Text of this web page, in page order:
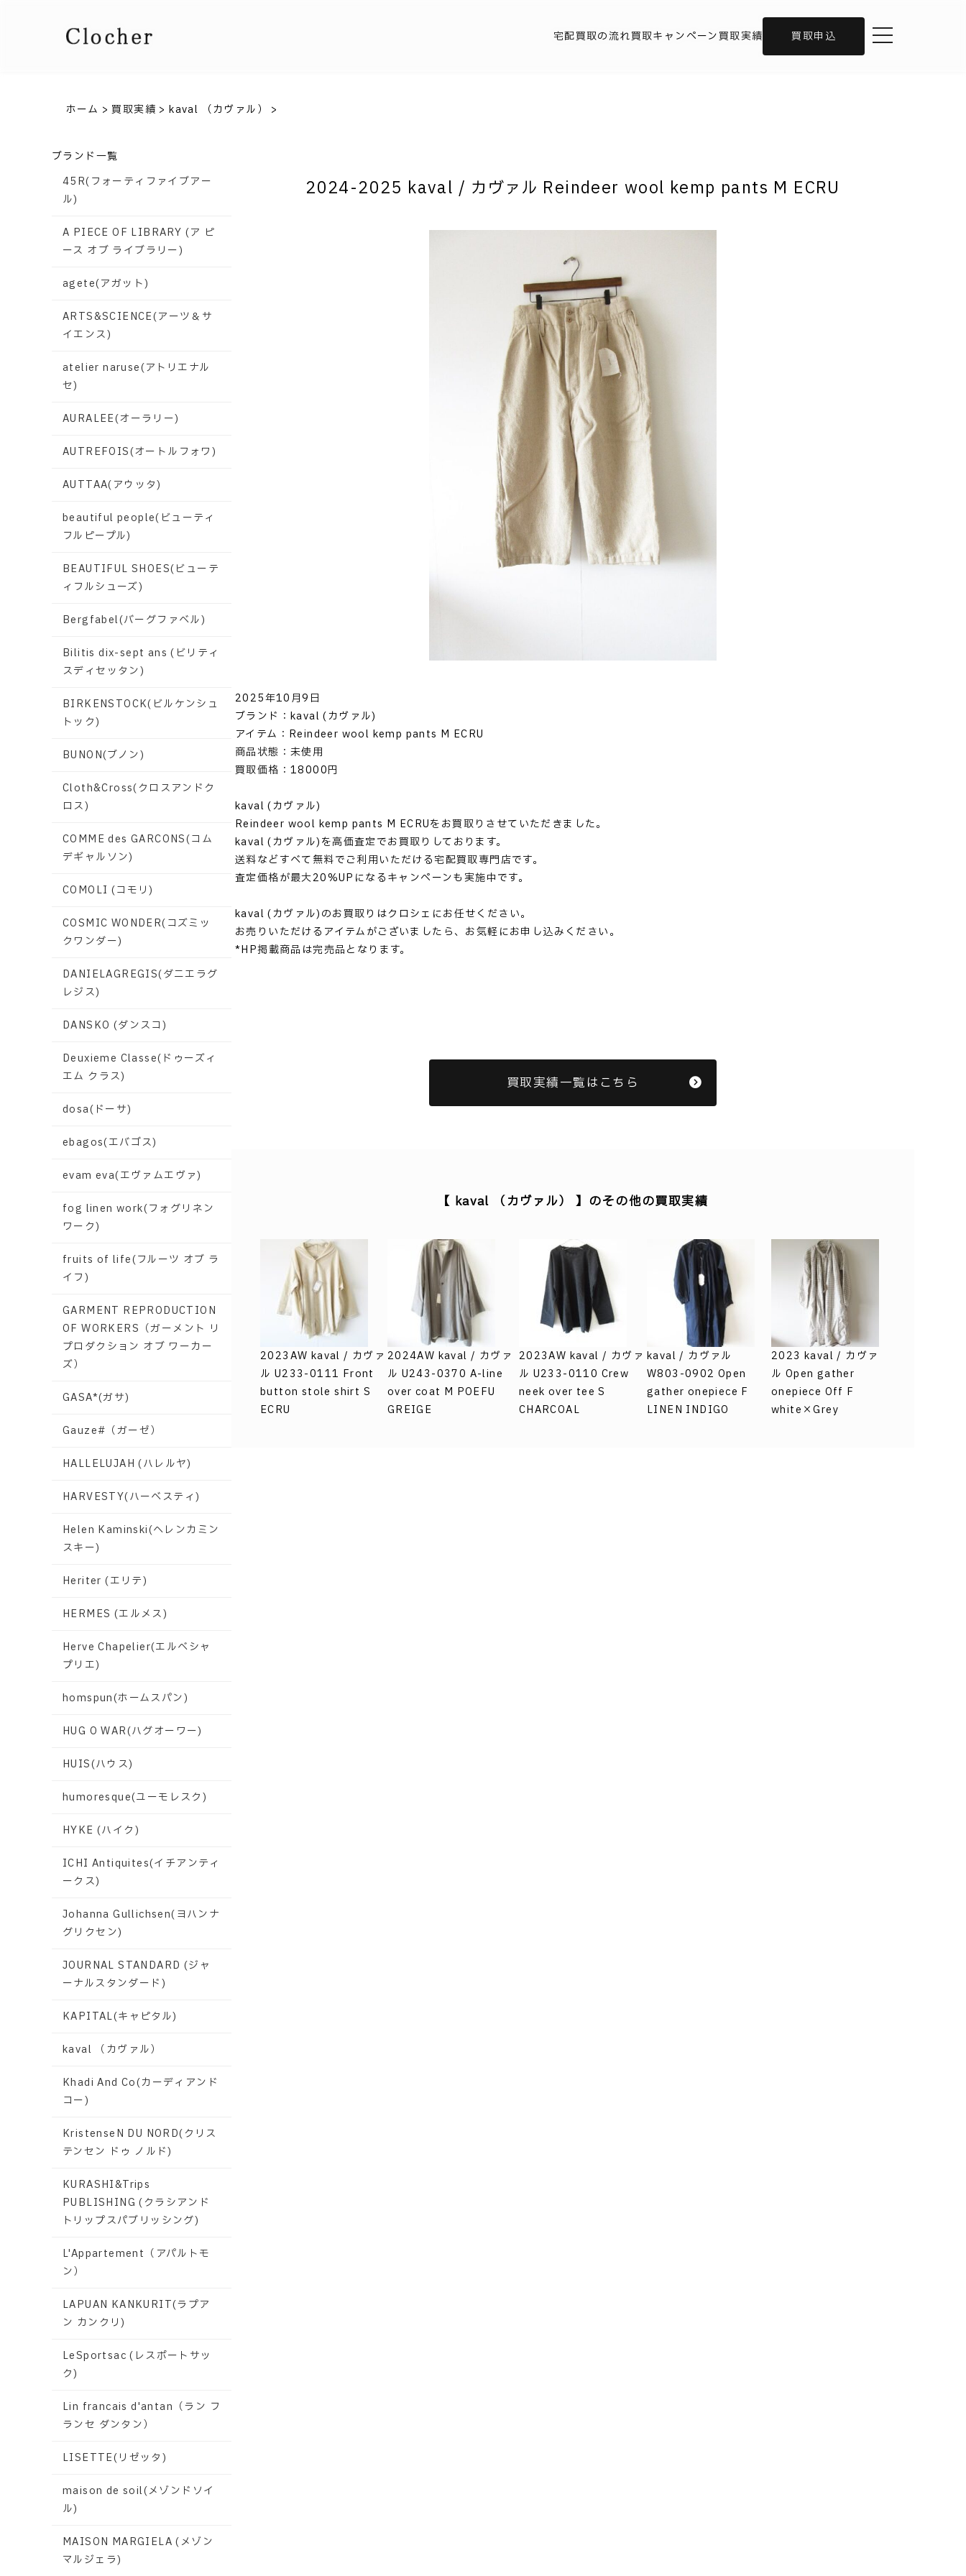
宅配買取の流れ買取キャンペーン買取実績 買取申込 toggle navigation
ホーム >買取実績 >kaval （カヴァル） >
2024-2025 kaval / カヴァル Reindeer wool kemp pants M ECRU
2025年10月9日
ブランド：kaval (カヴァル)
アイテム：Reindeer wool kemp pants M ECRU
商品状態：未使用
買取価格：18000円
kaval (カヴァル)
Reindeer wool kemp pants M ECRUをお買取りさせていただきました。
kaval (カヴァル)を高価査定でお買取りしております。
送料などすべて無料でご利用いただける宅配買取専門店です。
査定価格が最大20%UPになるキャンペーンも実施中です。
kaval (カヴァル)のお買取りはクロシェにお任せください。
お売りいただけるアイテムがございましたら、お気軽にお申し込みください。
*HP掲載商品は完売品となります。
買取実績一覧はこちら
【 kaval （カヴァル） 】のその他の買取実績
2023AW kaval / カヴァ
ル U233-0111 Front
button stole shirt S
ECRU
2024AW kaval / カヴァ
ル U243-0370 A-line
over coat M POEFU
GREIGE
2023AW kaval / カヴァ
ル U233-0110 Crew
neek over tee S
CHARCOAL
kaval / カヴァル
W803-0902 Open
gather onepiece F
LINEN INDIGO
2023 kaval / カヴァ
ル Open gather
onepiece Off F
white×Grey
ブランド一覧
45R(フォーティファイブアー
ル)
A PIECE OF LIBRARY (ア ピ
ース オブ ライブラリー)
agete(アガット)
ARTS&SCIENCE(アーツ＆サ
イエンス)
atelier naruse(アトリエナル
セ)
AURALEE(オーラリー)
AUTREFOIS(オートルフォワ)
AUTTAA(アウッタ)
beautiful people(ビューティ
フルピープル)
BEAUTIFUL SHOES(ビューテ
ィフルシューズ)
Bergfabel(バーグファベル)
Bilitis dix-sept ans (ビリティ
スディセッタン)
BIRKENSTOCK(ビルケンシュ
トック)
BUNON(ブノン)
Cloth&Cross(クロスアンドク
ロス)
COMME des GARCONS(コム
デギャルソン)
COMOLI (コモリ)
COSMIC WONDER(コズミッ
クワンダー)
DANIELAGREGIS(ダニエラグ
レジス)
DANSKO (ダンスコ)
Deuxieme Classe(ドゥーズィ
エム クラス)
dosa(ドーサ)
ebagos(エバゴス)
evam eva(エヴァムエヴァ)
fog linen work(フォグリネン
ワーク)
fruits of life(フルーツ オブ ラ
イフ)
GARMENT REPRODUCTION
OF WORKERS（ガーメント リ
プロダクション オブ ワーカー
ズ）
GASA*(ガサ)
Gauze#（ガーゼ）
HALLELUJAH (ハレルヤ)
HARVESTY(ハーベスティ)
Helen Kaminski(ヘレンカミン
スキー)
Heriter (エリテ)
HERMES (エルメス)
Herve Chapelier(エルベシャ
プリエ)
homspun(ホームスパン)
HUG O WAR(ハグオーワー)
HUIS(ハウス)
humoresque(ユーモレスク)
HYKE (ハイク)
ICHI Antiquites(イチアンティ
ークス)
Johanna Gullichsen(ヨハンナ
グリクセン)
JOURNAL STANDARD (ジャ
ーナルスタンダード)
KAPITAL(キャピタル)
kaval （カヴァル）
Khadi And Co(カーディアンド
コー)
KristenseN DU NORD(クリス
テンセン ドゥ ノルド)
KURASHI&Trips
PUBLISHING (クラシアンド
トリップスパブリッシング)
L'Appartement（アパルトモ
ン）
LAPUAN KANKURIT(ラプア
ン カンクリ)
LeSportsac (レスポートサッ
ク)
Lin francais d'antan（ラン フ
ランセ ダンタン）
LISETTE(リゼッタ)
maison de soil(メゾンドソイ
ル)
MAISON MARGIELA (メゾン
マルジェラ)